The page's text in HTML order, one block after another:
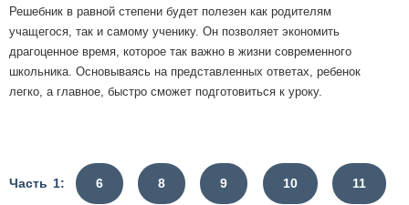
Решебник в равной степени будет полезен как родителям
учащегося, так и самому ученику. Он позволяет экономить
драгоценное время, которое так важно в жизни современного
школьника. Основываясь на представленных ответах, ребенок
легко, а главное, быстро сможет подготовиться к уроку.
Часть 1: 6 8 9 10 11